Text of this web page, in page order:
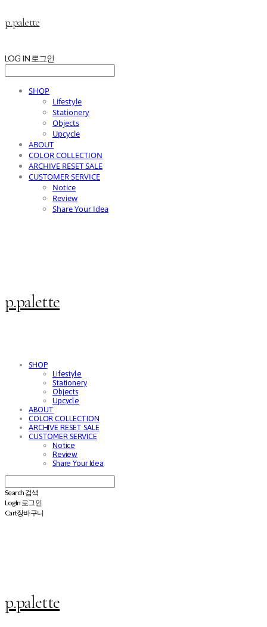
p.palette
LOG IN 로그인
SHOP
Lifestyle
Stationery
Objects
Upcycle
ABOUT
COLOR COLLECTION
ARCHIVE RESET SALE
CUSTOMER SERVICE
Notice
Review
Share Your Idea
p.palette
SHOP
Lifestyle
Stationery
Objects
Upcycle
ABOUT
COLOR COLLECTION
ARCHIVE RESET SALE
CUSTOMER SERVICE
Notice
Review
Share Your Idea
Search 검색
Log In 로그인
Cart장바구니
p.palette